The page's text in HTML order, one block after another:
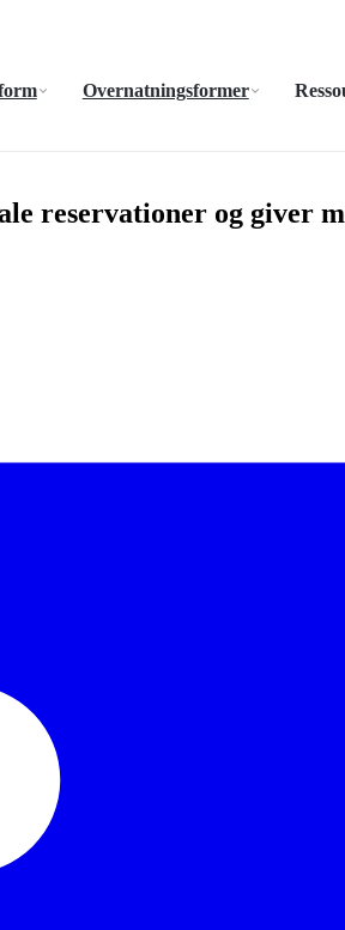
Overnatningsformer
reservationer og giver